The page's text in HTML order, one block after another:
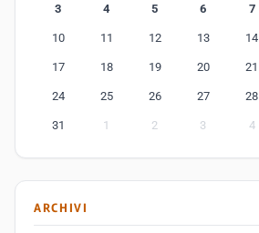
3 4 5 6 7
10 11 12 13 14
17 18 19 20 21
24 25 26 27 28
31 1 2 3 4
ARCHIVI